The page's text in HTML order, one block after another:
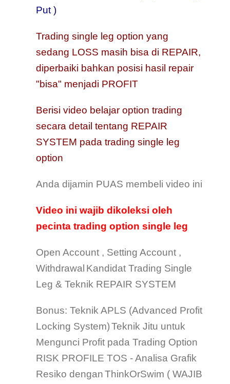
Put )
Trading single leg option yang
sedang LOSS masih bisa di REPAIR,
diperbaiki bahkan posisi hasil repair
"bisa" menjadi PROFIT
Berisi video belajar option trading
secara detail tentang REPAIR
SYSTEM pada trading single leg
option
Anda dijamin PUAS membeli video ini
Video ini wajib dikoleksi oleh
pecinta trading option single leg
Open Account , Setting Account ,
Withdrawal Kandidat Trading Single
Leg & Teknik REPAIR SYSTEM
Bonus: Teknik APLS (Advanced Profit
Locking System)Teknik Jitu untuk
Mengunci Profit pada Trading Option
RISK PROFILE TOS - Analisa Grafik
Resiko denganThinkOrSwim ( WAJIB